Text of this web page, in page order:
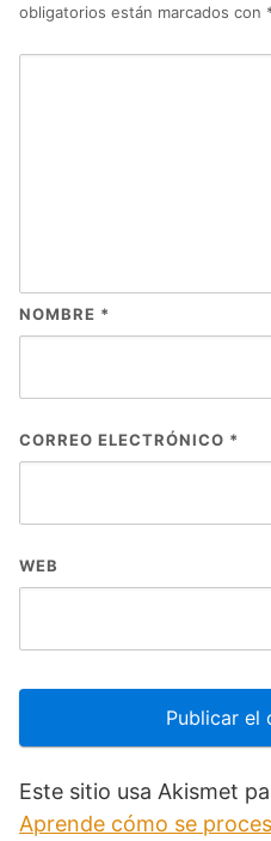
obligatorios están marcados con
NOMBRE *
CORREO ELECTRÓNICO *
WEB
Este sitio usa Akismet
Aprende cómo se